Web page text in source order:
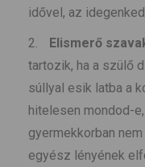
idővel, az
Elismerő
tartozik, ha a szülő
súllyal esik latba a
hitelesen mondod-
gyermekkorban
egyész lényének